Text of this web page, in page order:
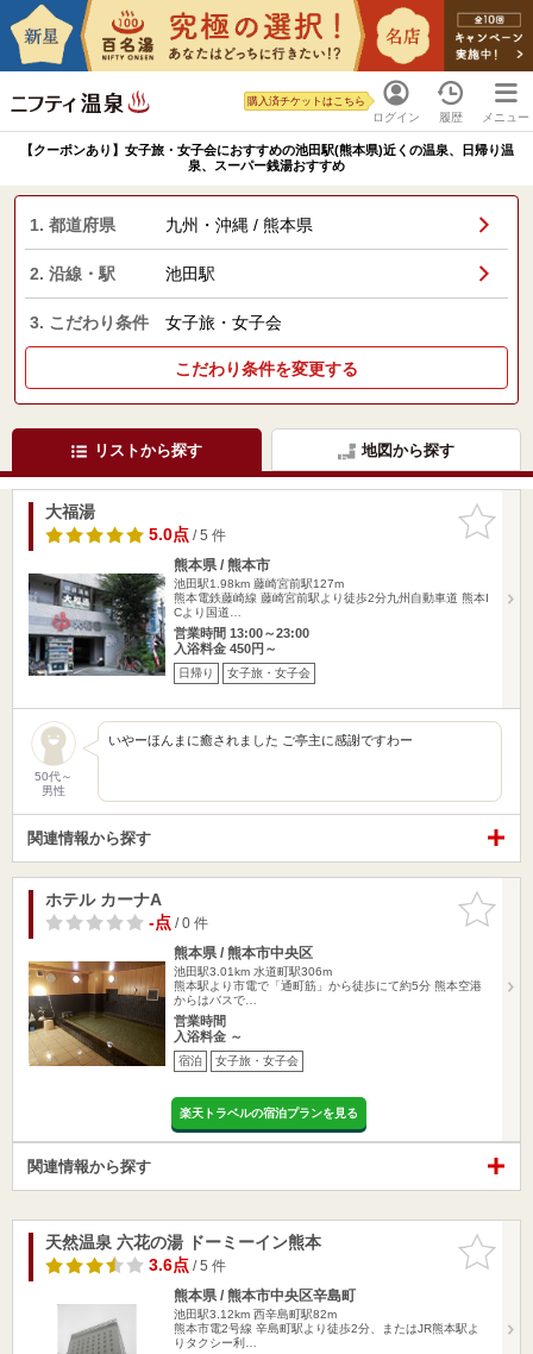
ログイン
購入済チケットはこちら
履歴 メニュー
【クーポンあり】女子旅・女子会におすすめの池田駅(熊本県)近くの温泉、日帰り温
泉、スーパー銭湯おすすめ
1. 都道府県 九州・沖縄 / 熊本県
2. 沿線・駅 池田駅
3. こだわり条件 女子旅・女子会
こだわり条件を変更する
リストから探す 地図から探す
お気に入
りに追加
大福湯
5.0点/ 5 件
熊本県 / 熊本市
池田駅1.98km 藤崎宮前駅127m
熊本電鉄藤崎線 藤崎宮前駅より徒歩2分九州自動車道 熊本I
Cより国道…
営業時間 13:00～23:00
入浴料金 450円～
日帰り 女子旅・女子会
50代～
男性
いやーほんまに癒されました ご亭主に感謝ですわー
関連情報から探す
お気に入
りに追加
ホテル カーナA
-点/ 0 件
熊本県 / 熊本市中央区
池田駅3.01km 水道町駅306m
熊本駅より市電で「通町筋」から徒歩にて約5分 熊本空港
からはバスで…
営業時間
入浴料金 ～
宿泊 女子旅・女子会
楽天トラベルの宿泊プランを見る
関連情報から探す
お気に入
りに追加
天然温泉 六花の湯 ドーミーイン熊本
3.6点/ 5 件
熊本県 / 熊本市中央区辛島町
池田駅3.12km 西辛島町駅82m
熊本市電2号線 辛島町駅より徒歩2分、またはJR熊本駅よ
りタクシー利…